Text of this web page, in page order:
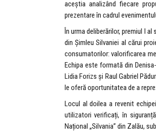
aceștia analizând fiecare
prezentare în cadrul
În urma deliberărilor, premiul I
din Șimleu Silvaniei al cărui
consumatorilor: valorificarea
Echipa este formată din
Lidia Forizs și Raul Gabriel
le oferă oportunitatea de a
Locul al doilea a revenit
utilizatori verificați, în
Național „Silvania” din Zalău,